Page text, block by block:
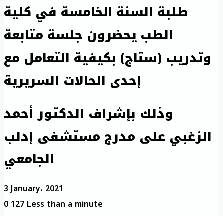
طلبة السنة الخامسة في كلية
الطب يحضرون جلسة متابعة
وتدريب (ستاج) بكيفية التعامل مع
إحدى الحالات السريرية
وذلك بإشراف الدكتور أحمد
الزغبي على مدرج مستشفى إدلب
الجامعي
3 January، 2021
0127Less than a minute